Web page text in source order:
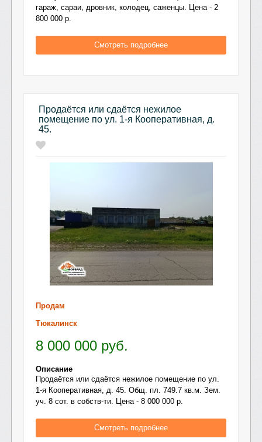
гараж, сараи, дровник, колодец, саженцы. Цена - 2
800 000 р.
Смотреть подробнее
Продаётся или сдаётся нежилое
помещение по ул. 1-я Кооперативная, д.
45.
Продам
Тюкалинск
8 000 000 руб.
Описание
Продаётся или сдаётся нежилое помещение по ул.
1-я Кооперативная, д. 45. Общ. пл. 749.7 кв.м. Зем.
уч. 8 сот. в собств-ти. Цена - 8 000 000 р.
Смотреть подробнее